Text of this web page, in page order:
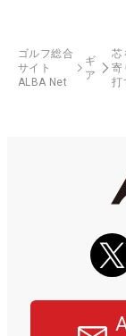
ゴルフ総合
サイト
ALBA Net
ギ
ア
芯
寄
打